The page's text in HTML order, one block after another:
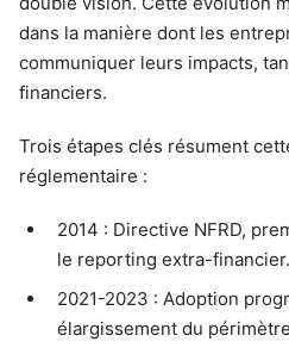
dans la manière dont les
communiquer leurs impacts,
financiers.
Trois étapes clés résument
réglementaire :
2014 : Directive NFRD,
le reporting extra-financier.
2021-2023 : Adoption
élargissement du